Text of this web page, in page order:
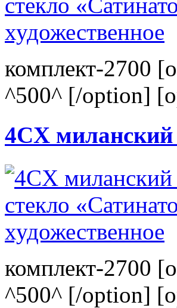
комплект-2700
^500^ [/option]
4CХ миланский
комплект-2700
^500^ [/option]